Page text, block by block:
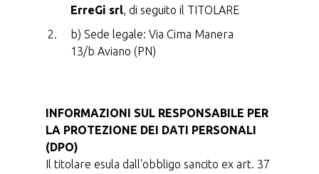
ErreGi srl, di seguito il TITOLARE
b) Sede legale: Via Cima Manera
13/b Aviano (PN)
INFORMAZIONI SUL RESPONSABILE PER
LA PROTEZIONE DEI DATI PERSONALI
(DPO)
Il titolare esula dall'obbligo sancito ex art. 37